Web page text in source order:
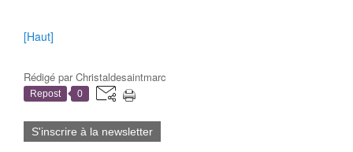
[Haut]
Rédigé parChristaldesaintmarc
Repost 0
S'inscrire à la newsletter